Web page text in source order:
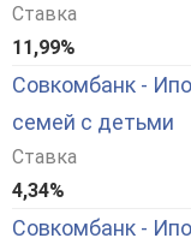
Ставка
11,99%
Совкомбанк -
семей с детьми
Ставка
4,34%
Совкомбанк -